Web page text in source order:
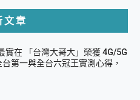
文章
實在 「台灣大哥大」榮獲 4G/5G
第一與全台六冠王實測心得，